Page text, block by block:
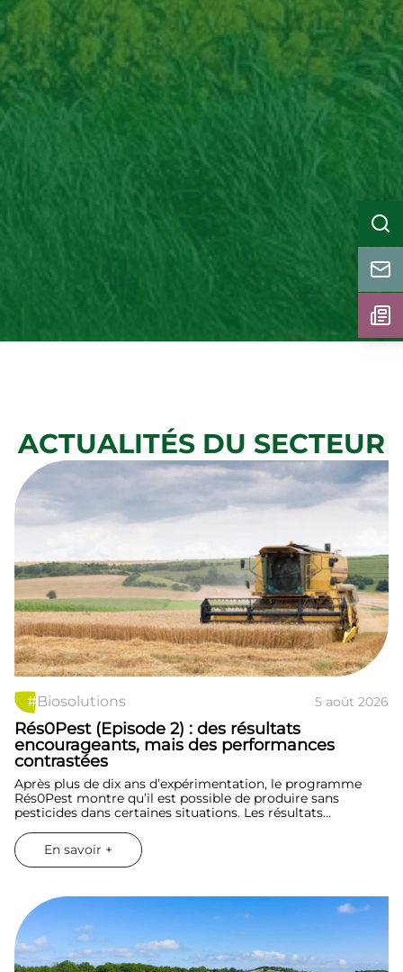
ACTUALITÉS DU SECTEUR
#Biosolutions 5 août 2026
Rés0Pest (Episode 2) : des résultats
encourageants, mais des performances
contrastées
Après plus de dix ans d’expérimentation, le programme
Rés0Pest montre qu’il est possible de produire sans
pesticides dans certaines situations. Les résultats…
En savoir +